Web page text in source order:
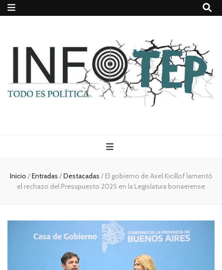
Todo es
(rosca)
política
Inicio /Entradas /Destacadas / El gobierno de Axel Kicillof lamentó
el rechazo del Presupuesto 2025 en la Legislatura bonaerense